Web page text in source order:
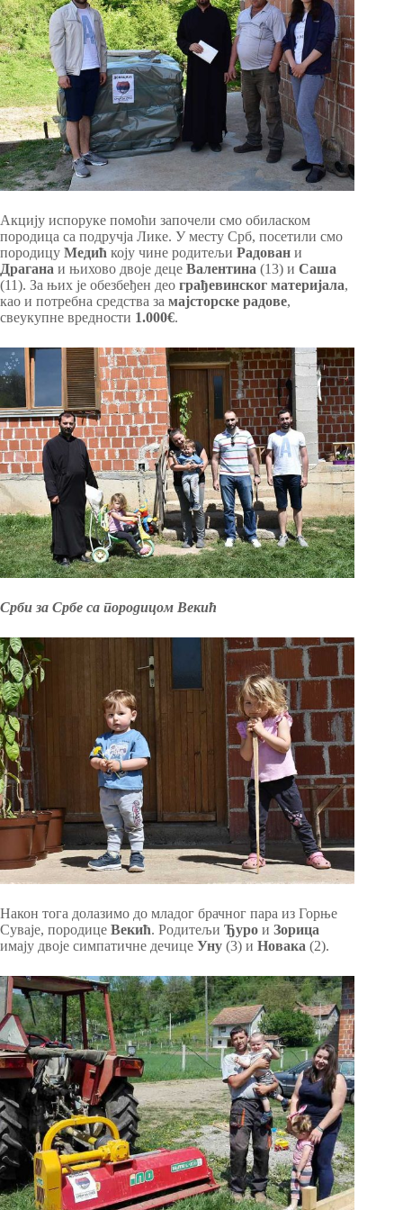
Акцију испоруке помоћи започели смо обиласком
породица са подручја Лике. У месту Срб, посетили смо
породицу Медић коју чине родитељи Радован и
Драгана и њихово двоје деце Валентина (13) и Саша
(11). За њих је обезбеђен део грађевинског материјала,
као и потребна средства за мајсторске радове,
свеукупне вредности 1.000€.
Срби за Србе са породицом Векић
Након тога долазимо до младог брачног пара из Горње
Суваје, породице Векић. Родитељи Ђуро и Зорица
имају двоје симпатичне дечице Уну (3) и Новака (2).